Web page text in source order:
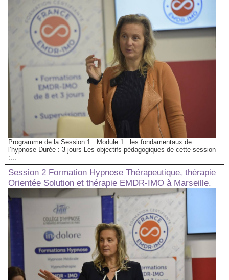
Programme de la Session 1 : Module 1 : les fondamentaux de
l’hypnose Durée : 3 jours Les objectifs pédagogiques de cette session
:...
Session 2 Formation Hypnose Thérapeutique, thérapie
Orientée Solution et thérapie EMDR-IMO à Marseille.